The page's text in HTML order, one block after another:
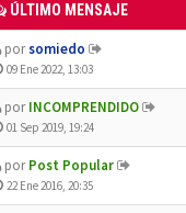
ÚLTIMO MENSAJE
porsomiedo
09 Ene 2022, 13:03
porINCOMPRENDIDO
01 Sep 2019, 19:24
porPost Popular
22 Ene 2016, 20:35